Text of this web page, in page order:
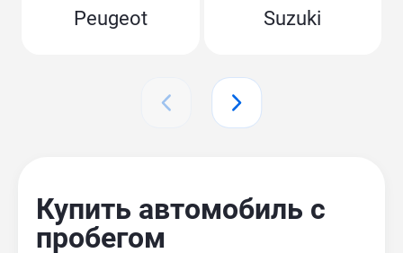
Peugeot Suzuki
Купить автомобиль с
пробегом